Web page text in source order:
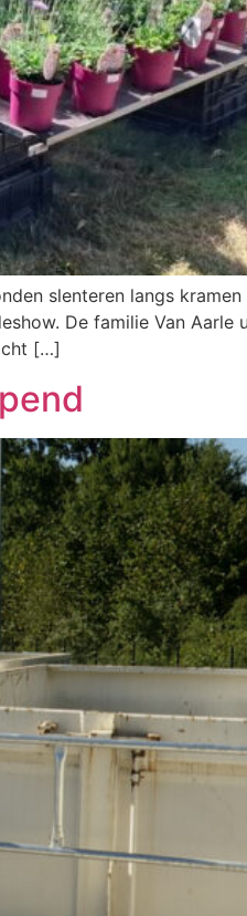
slenteren langs
De familie Van Aarle
[…]